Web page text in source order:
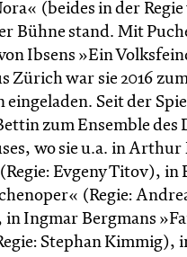
(beides in der Regie
Bühne stand. Mit
Ibsens »Ein
Zürich war sie 2016
Seit der
zum Ensemble des
wo sie u.a. in
Evgeny Titov), in
(Regie:
Ingmar Bergmans
Stephan Kimmig),